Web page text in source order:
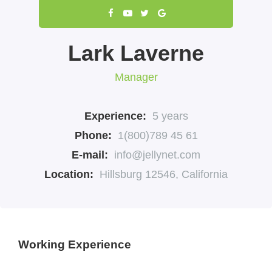
Lark Laverne
Manager
Experience: 5 years
Phone: 1(800)789 45 61
E-mail: info@jellynet.com
Location: Hillsburg 12546, California
Working Experience